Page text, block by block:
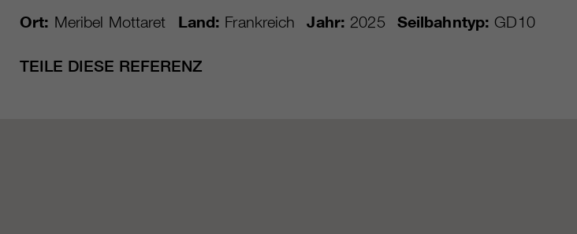
Ort: Meribel Mottaret Land: Frankreich Jahr: 2025 Seilbahntyp: GD10
TEILE DIESE REFERENZ